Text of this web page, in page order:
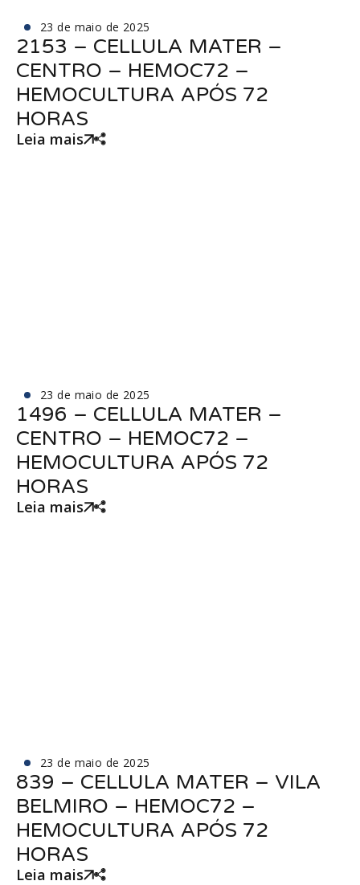
23 de maio de 2025
2153 – CELLULA MATER –
CENTRO – HEMOC72 –
HEMOCULTURA APÓS 72
HORAS
Leia mais
23 de maio de 2025
1496 – CELLULA MATER –
CENTRO – HEMOC72 –
HEMOCULTURA APÓS 72
HORAS
Leia mais
23 de maio de 2025
839 – CELLULA MATER – VILA
BELMIRO – HEMOC72 –
HEMOCULTURA APÓS 72
HORAS
Leia mais